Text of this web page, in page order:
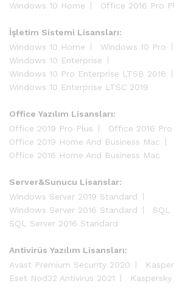
Windows 10 Home
Office 2016 Pro
İşletim Sistemi Lisansları:
Windows 10 Home
Windows 10 Pro
Windows 10 Enterprise
Windows 10 Pro Enterprise LTSB 2016
Windows 10 Enterprise LTSC 2019
Office Yazılım Lisansları:
Office 2019 Pro Plus
Office 2016 Pro
Office 2019 Home And Business Mac
Office 2016 Home And Business Mac
Server&Sunucu Lisanslar:
Windows Server 2019 Standard
Windows Server 2016 Standard
SQL
SQL Server 2016 Standard
Antivirüs Yazılım Lisansları:
Avast Premium Security 2020
Eset Nod32 Antivirus 2021